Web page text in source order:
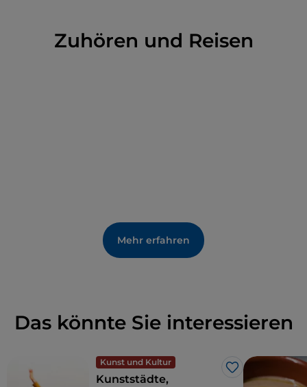
Zuhören und Reisen
Mehr erfahren
Das könnte Sie interessieren
Kunst und Kultur
Like
Kunststädte,